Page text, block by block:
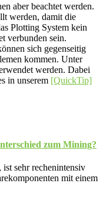
aber beachtet werden.
werden, damit die
Plotting System kein
verbunden sein.
sich gegenseitig
kommen. Unter
werden. Dabei
in unserem [QuickTip]
zum Mining?
sehr rechenintensiv
mit einem